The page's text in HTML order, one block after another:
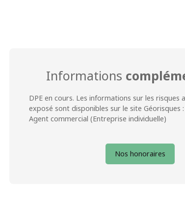
Informations
DPE en cours. Les informations sur les risques
exposé sont disponibles sur le site Géorisques
Agent commercial (Entreprise individuelle)
Nos honoraires